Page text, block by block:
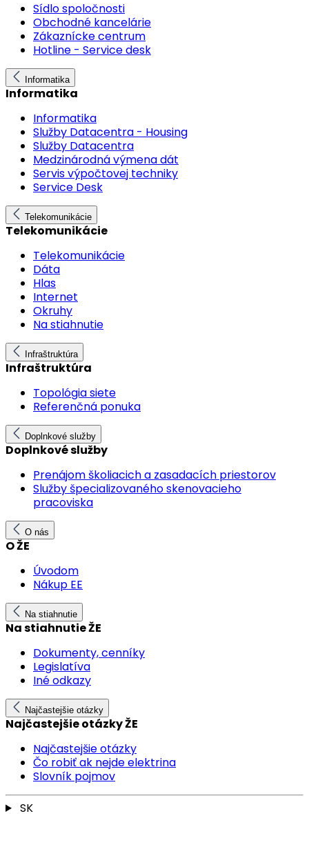
Sídlo spoločnosti
Obchodné kancelárie
Zákaznícke centrum
Hotline - Service desk
Informatika
Informatika
Informatika
Služby Datacentra - Housing
Služby Datacentra
Medzinárodná výmena dát
Servis výpočtovej techniky
Service Desk
Telekomunikácie
Telekomunikácie
Telekomunikácie
Dáta
Hlas
Internet
Okruhy
Na stiahnutie
Infraštruktúra
Infraštruktúra
Topológia siete
Referenčná ponuka
Doplnkové služby
Doplnkové služby
Prenájom školiacich a zasadacích priestorov
Služby špecializovaného skenovacieho
pracoviska
O nás
O ŽE
Úvodom
Nákup EE
Na stiahnutie
Na stiahnutie ŽE
Dokumenty, cenníky
Legislatíva
Iné odkazy
Najčastejšie otázky
Najčastejšie otázky ŽE
Najčastejšie otázky
Čo robiť ak nejde elektrina
Slovník pojmov
SK